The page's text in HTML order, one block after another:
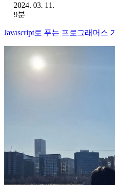
2024. 03. 11.
9분
Javascript로 푸는 프로그래머스